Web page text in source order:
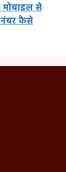
मोबाइल से
नंबर कैसे